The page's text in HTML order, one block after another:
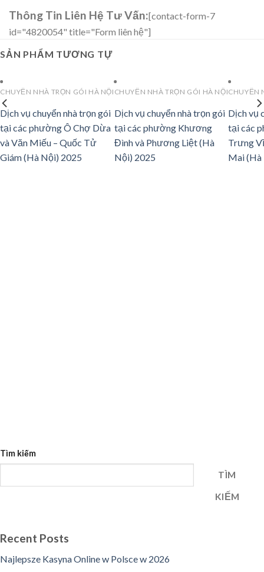
Thông Tin Liên Hệ Tư Vấn:[contact-form-7
id="4820054" title="Form liên hệ"]
SẢN PHẨM TƯƠNG TỰ
CHUYỂN NHÀ TRỌN GÓI HÀ NỘI
Dịch vụ chuyển nhà trọn gói
tại các phường Ô Chợ Dừa
và Văn Miếu – Quốc Tử
Giám (Hà Nội) 2025
CHUYỂN NHÀ TRỌN GÓI HÀ NỘI
Dịch vụ chuyển nhà trọn gói
tại các phường Khương
Đình và Phương Liệt (Hà
Nội) 2025
CHUYỂN
Dịch vụ
tại các
Trưng
Mai (Hà
Tìm kiếm
TÌM
KIẾM
Recent Posts
Najlepsze Kasyna Online w Polsce w 2026